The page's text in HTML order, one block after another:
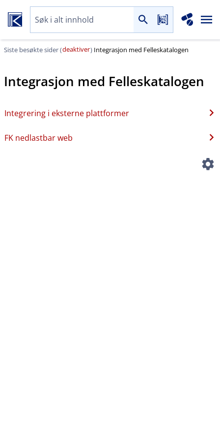
Siste besøkte sider (deaktiver) Integrasjon med Felleskatalogen
Integrasjon med Felleskatalogen
Integrering i eksterne plattformer
FK nedlastbar web